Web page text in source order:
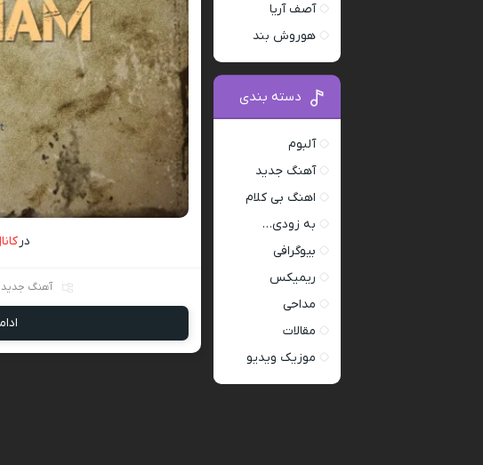
در
آهنگ جدید
آصف آریا
هوروش بند
دسته بندی
آلبوم
آهنگ جدید
اهنگ بی کلام
به زودی…
بیوگرافی
ریمیکس
مداحی
مقالات
موزیک ویدیو